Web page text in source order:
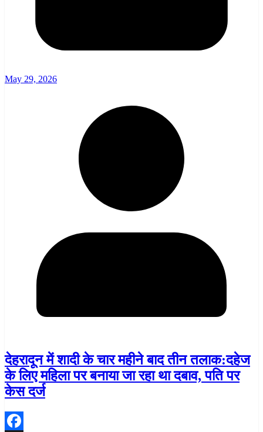
May 29, 2026
देहरादून में शादी के चार महीने बाद तीन तलाक:दहेज
के लिए महिला पर बनाया जा रहा था दबाव, पति पर
केस दर्ज